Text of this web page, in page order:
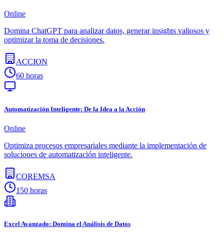
Online
Domina ChatGPT para analizar datos, generar insights valiosos y
optimizar la toma de decisiones.
ACCION
60 horas
Automatización Inteligente: De la Idea a la Acción
Online
Optimiza procesos empresariales mediante la implementación de
soluciones de automatización inteligente.
COREMSA
150 horas
Excel Avanzado: Domina el Análisis de Datos